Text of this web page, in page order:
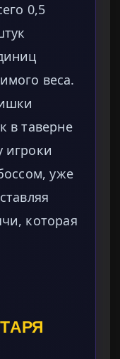
0,5
веса.
в таверне
игроки
уже
которая